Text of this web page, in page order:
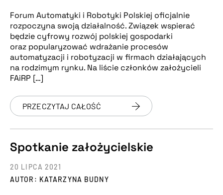
Forum Automatyki i Robotyki Polskiej oficjalnie
rozpoczyna swoją działalność. Związek wspierać
będzie cyfrowy rozwój polskiej gospodarki
oraz popularyzować wdrażanie procesów
automatyzacji i robotyzacji w firmach działających
na rodzimym rynku. Na liście członków założycieli
FAiRP […]
PRZECZYTAJ CAŁOŚĆ
Spotkanie założycielskie
AUTOR: KATARZYNA BUDNY
20 LIPCA 2021